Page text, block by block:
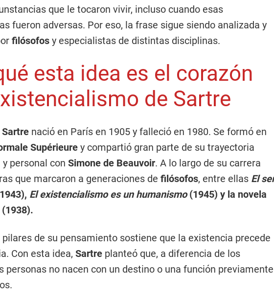
que le tocaron vivir, incluso cuando esas
fueron adversas. Por eso, la frase sigue siendo analizada y
filósofos y especialistas de distintas disciplinas.
esta idea es el corazón
de Sartre
nació en París en 1905 y falleció en 1980. Se formó en
Supérieure y compartió gran parte de su trayectoria
personal con Simone de Beauvoir. A lo largo de su carrera
que marcaron a generaciones de filósofos, entre ellas El
El existencialismo es un humanismo(1945) y la novela
(1938).
pilares de su pensamiento sostiene que la existencia precede
Con esta idea, Sartre planteó que, a diferencia de los
personas no nacen con un destino o una función previamente